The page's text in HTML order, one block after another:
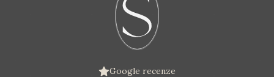
Google recenze